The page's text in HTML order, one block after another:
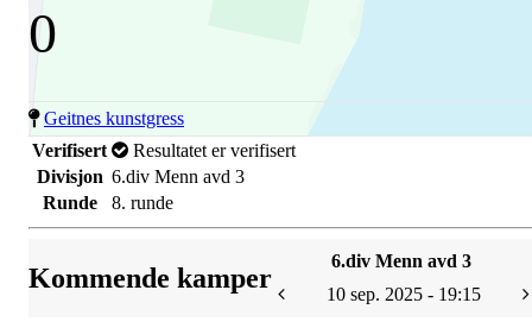
0
Geitnes kunstgress
Verifisert
Resultatet er verifisert
Divisjon 6.div Menn avd 3
Runde
8. runde
Kommende kamper
6.div Menn avd 3
10 sep. 2025 - 19:15